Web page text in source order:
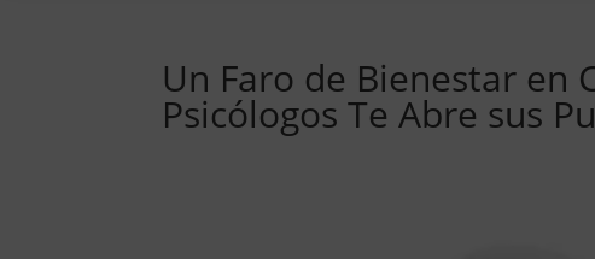
Un Faro de Bienestar en
Psicólogos Te Abre sus